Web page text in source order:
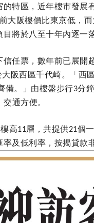
特區，近年樓市發展
大阪樓價比東京低，
將於八至十年內逐一
任票，數年前已展開
大阪西區千代崎。「西
備。」由樓盤步行3分
交通方便。
樓高11層，共提供21個
及低利率，按揭貸款